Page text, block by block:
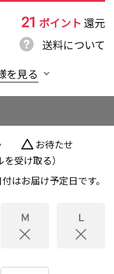
21 ポイント 還元
送料について
を見る
お待たせ
受け取る）
付はお届け予定日です。
Ｍ Ｌ